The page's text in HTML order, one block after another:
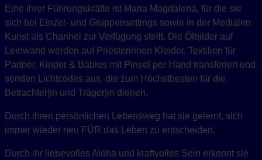
Eine ihrer Führungskräfte ist Maria Magdalena, für die sie
sich bei Einzel- und Gruppensettings sowie in der Medialen
Kunst als Channel zur Verfügung stellt. Die Ölbilder auf
Leinwand werden auf Priesterinnen Kleider, Textilien für
Partner, Kinder & Babies mit Pinsel per Hand transferiert und
senden Lichtcodes aus, die zum Höchstbesten für die
Betrachter|in und Träger|in dienen.
Durch ihren persönlichen Lebensweg hat sie gelernt, sich
immer wieder neu FÜR das Leben zu entscheiden.
Durch ihr liebevolles Aloha und kraftvolles Sein erkennt sie